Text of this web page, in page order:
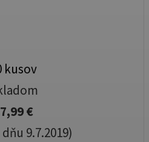
kusov
€
9.7.2019)